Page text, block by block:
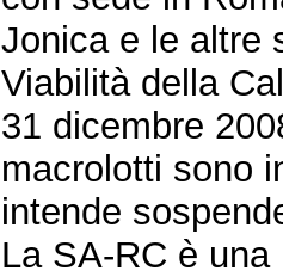
Jonica e le altre
Viabilità della
31 dicembre
macrolotti sono
intende
La SA-RC è